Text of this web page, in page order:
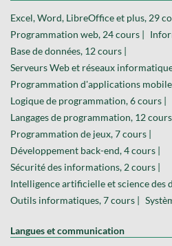
Excel, Word, LibreOffice et plus, 29
Programmation web, 24 cours |
Base de données, 12 cours |
Serveurs Web et réseaux
Programmation d'applications
Logique de programmation, 6 cours |
Langages de programmation, 12
Programmation de jeux, 7 cours |
Développement back-end, 4 cours |
Sécurité des informations, 2 cours |
Intelligence artificielle et science des
Outils informatiques, 7 cours |
Langues et communication